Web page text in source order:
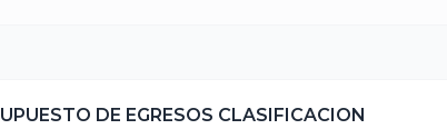
DE EGRESOS CLASIFICACION